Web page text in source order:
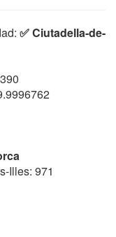
✅ Ciutadella-de-
Illes: 971